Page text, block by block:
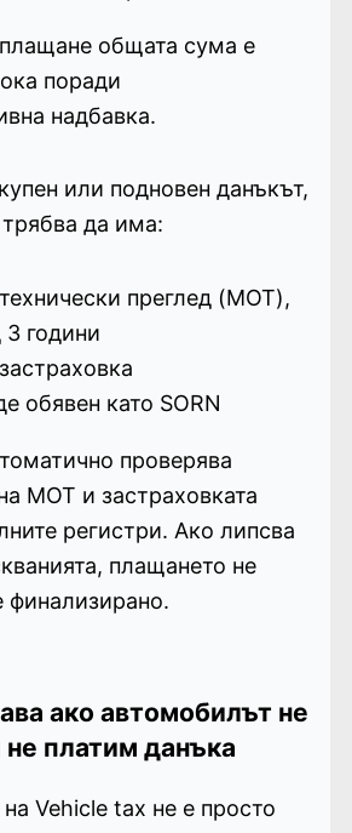
общата сума е
поради
надбавка.
или подновен данъкът,
да има:
преглед (MOT),
3 години
обявен като SORN
проверява
MOT и застраховката
регистри. Ако липсва
плащането не
ако автомобилът не
не платим данъка
Vehicle tax не е просто